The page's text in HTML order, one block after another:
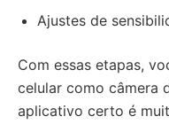
Ajustes de
Com essas etapas,
celular como câmera
aplicativo certo é